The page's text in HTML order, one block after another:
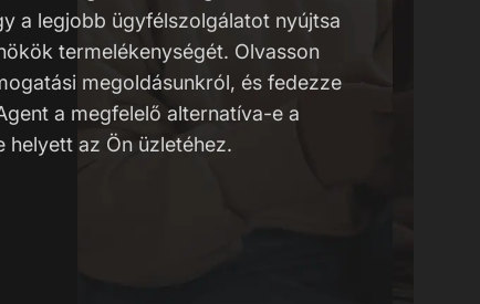
a legjobb ügyfélszolgálatot nyújtsa
termelékenységét. Olvasson
megoldásunkról, és fedezze
a megfelelő alternatíva-e a
helyett az Ön üzletéhez.